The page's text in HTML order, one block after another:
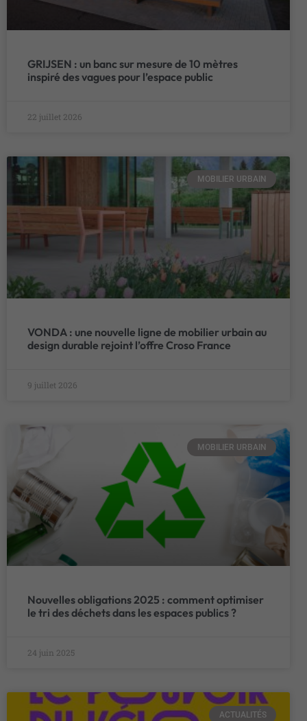
GRIJSEN : un banc sur mesure de 10 mètres
inspiré des vagues pour l’espace public
22 juillet 2026
MOBILIER URBAIN
VONDA : une nouvelle ligne de mobilier urbain au
design durable rejoint l’offre Croso France
9 juillet 2026
MOBILIER URBAIN
Nouvelles obligations 2025 : comment optimiser
le tri des déchets dans les espaces publics ?
24 juin 2025
ACTUALITÉS